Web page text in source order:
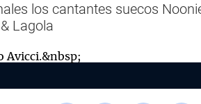
los cantantes suecos
Lagola